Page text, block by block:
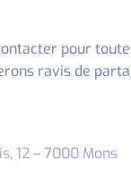
pour
ravis de
12 – 7000 Mons